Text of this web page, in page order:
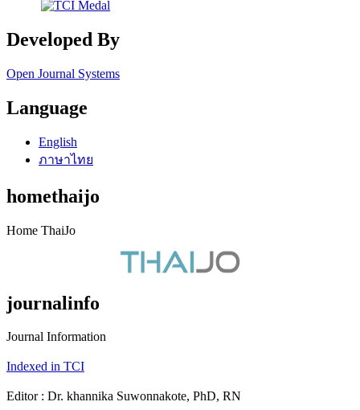
Developed By
Open Journal Systems
Language
English
ภาษาไทย
homethaijo
Home ThaiJo
journalinfo
Journal Information
Indexed in TCI
Editor : Dr. khannika Suwonnakote, PhD, RN